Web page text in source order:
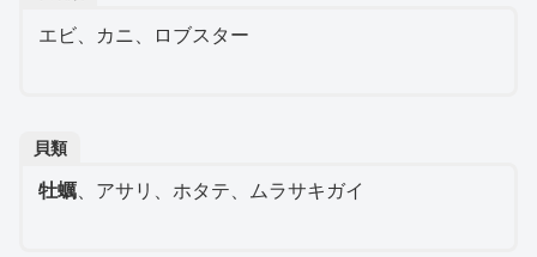
エビ、カニ、ロブスター
貝類
牡蠣、アサリ、ホタテ、ムラサキガイ